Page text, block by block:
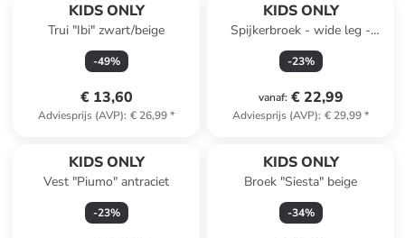
KIDS ONLY
Trui "Ibi" zwart/beige
-49%
€ 13,60
Adviesprijs (AVP): € 26,99*
KIDS ONLY
Spijkerbroek - wide leg -
donkerblauw
-23%
vanaf: € 22,99
Adviesprijs (AVP): € 29,99*
KIDS ONLY
Vest "Piumo" antraciet
-23%
KIDS ONLY
Broek "Siesta" beige
-34%